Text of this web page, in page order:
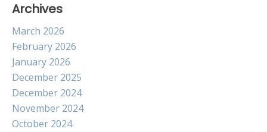
Archives
March 2026
February 2026
January 2026
December 2025
December 2024
November 2024
October 2024